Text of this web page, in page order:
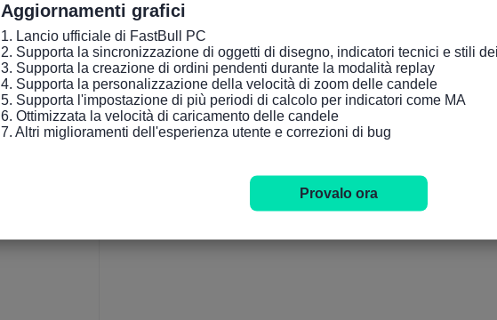
Aggiornamenti grafici
1. Lancio ufficiale di FastBull PC
2. Supporta la sincronizzazione di oggetti di disegno, indicatori tecnici e stili
3. Supporta la creazione di ordini pendenti durante la modalità replay
4. Supporta la personalizzazione della velocità di zoom delle candele
5. Supporta l'impostazione di più periodi di calcolo per indicatori come MA
6. Ottimizzata la velocità di caricamento delle candele
7. Altri miglioramenti dell'esperienza utente e correzioni di bug
Provalo ora